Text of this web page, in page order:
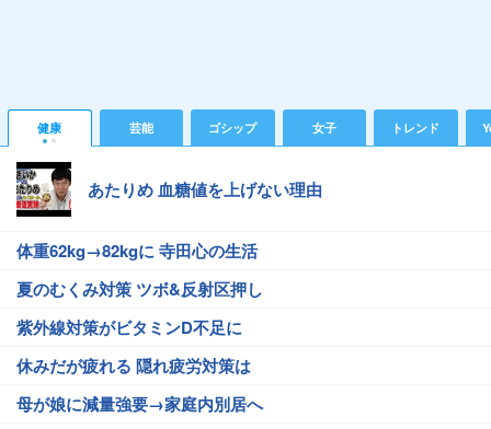
健康 芸能 ゴシップ 女子 トレンド
あたりめ 血糖値を上げない理由
体重62kg→82kgに 寺田心の生活
夏のむくみ対策 ツボ&反射区押し
紫外線対策がビタミンD不足に
休みだが疲れる 隠れ疲労対策は
母が娘に減量強要→家庭内別居へ